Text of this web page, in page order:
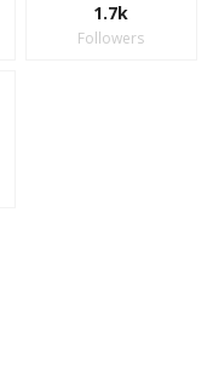
1.7k
Followers